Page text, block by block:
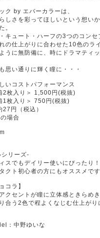
ク by エバーカラーは、
しさを彩ってほしいという想い
。
キュート・ハーフの3つのコンセ
の仕上がりに合わせた10色のラ
うに無防備に、時にドラマティ
思い通りに輝く瞳に・・・
いコストパフォーマンス
2枚入り＞ 1,500円(税抜)
1枚入り＞ 750円(税抜)
円（税込）
場合
リーズ-
スでもデイリー使いにぴったり！
クト初心者の方にもオススメで
コラ】
クセントが瞳に立体感ときらめき
合う2色で程よくなじむ仕上がり
：中野ゆいな